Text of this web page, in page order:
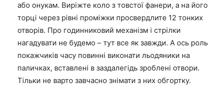
або онукам. Виріжте коло з товстої фанери, а на його
торці через рівні проміжки просвердлите 12 тонких
отворів. Про годинниковий механізм і стрілки
нагадувати не будемо – тут все як завжди. А ось роль
покажчиків часу повинні виконати льодяники на
паличках, вставлені в заздалегідь зроблені отвори.
Тільки не варто завчасно знімати з них обгортку.